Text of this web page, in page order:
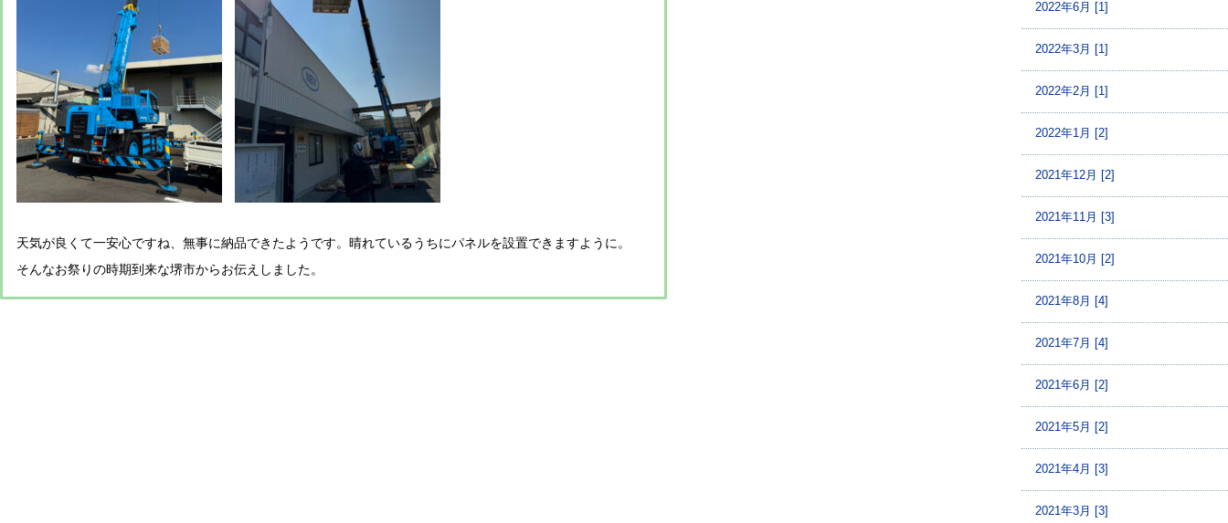
天気が良くて一安心ですね、無事に納品できたようです。晴れているうちにパネルを設置できますように。
そんなお祭りの時期到来な堺市からお伝えしました。
2022年6月 [1]
2022年3月 [1]
2022年2月 [1]
2022年1月 [2]
2021年12月 [2]
2021年11月 [3]
2021年10月 [2]
2021年8月 [4]
2021年7月 [4]
2021年6月 [2]
2021年5月 [2]
2021年4月 [3]
2021年3月 [3]